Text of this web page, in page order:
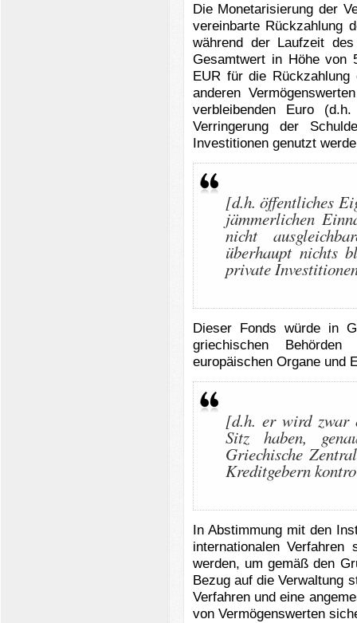
Die Monetarisierung der
vereinbarte Rückzahlung
während der Laufzeit
Gesamtwert in Höhe von
EUR für die
anderen
verbleibenden Euro
Verringerung der
Investitionen genutzt
[d.h. öffentliches
jämmerlichen
nicht
überhaupt nichts
private
Dieser Fonds würde in
griechischen
europäischen Organe und
[d.h. er wird zwar
Sitz haben,
Griechische
Kreditgebern
In Abstimmung mit den
internationalen Verfahren
werden, um gemäß den
Bezug auf die Verwaltung
Verfahren und eine
von Vermögenswerten